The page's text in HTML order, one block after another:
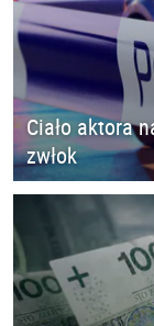
Ciało aktora
zwłok